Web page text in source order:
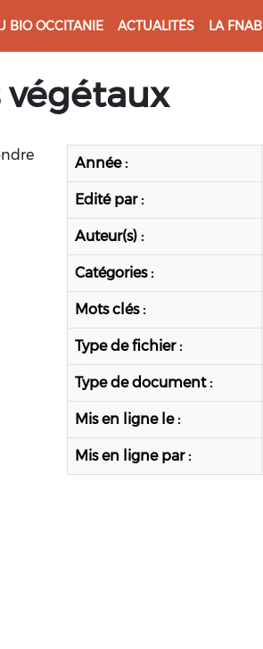
BIO OCCITANIE ACTUALITÉS LA FNAB
végétaux
Année :
Edité par :
Auteur(s) :
Catégories :
Mots clés :
Type de fichier :
Type de document :
Mis en ligne le :
Mis en ligne par :